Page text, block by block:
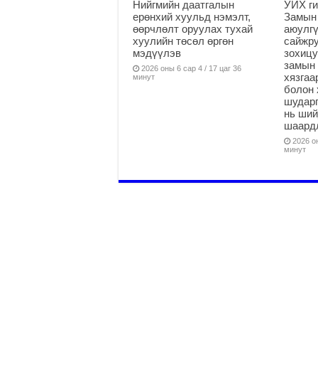
Нийгмийн даатгалын
ерөнхий хуульд нэмэлт,
өөрчлөлт оруулах тухай
хуулийн төсөл өргөн
мэдүүлэв
2026 оны 6 сар 4 / 17 цаг 36
минут
УИХ
Замын
замын
болон
нь
2026
минут